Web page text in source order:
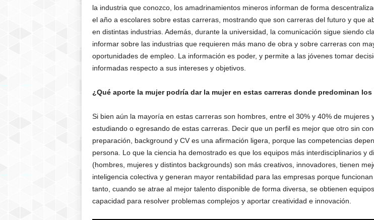
la industria que conozco, los amadrinamientos mineros informan de forma
el año a escolares sobre estas carreras, mostrando que son carreras del futuro y que
en distintas industrias. Además, durante la universidad, la comunicación sigue siendo
informar sobre las industrias que requieren más mano de obra y sobre carreras con
oportunidades de empleo. La información es poder, y permite a las jóvenes tomar
informadas respecto a sus intereses y objetivos.
¿Qué aporte la mujer podría dar la mujer en estas carreras donde predominan los
Si bien aún la mayoría en estas carreras son hombres, entre el 30% y 40% de mujeres
estudiando o egresando de estas carreras. Decir que un perfil es mejor que otro sin
preparación, background y CV es una afirmación ligera, porque las competencias
persona. Lo que la ciencia ha demostrado es que los equipos más interdisciplinarios y
(hombres, mujeres y distintos backgrounds) son más creativos, innovadores, tienen
inteligencia colectiva y generan mayor rentabilidad para las empresas porque
tanto, cuando se atrae al mejor talento disponible de forma diversa, se obtienen
capacidad para resolver problemas complejos y aportar creatividad e innovación.